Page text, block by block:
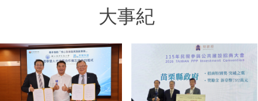
大事紀